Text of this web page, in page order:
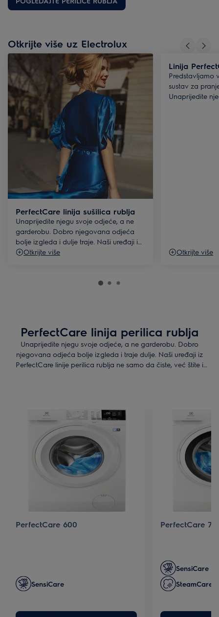
za sebe naći idealnu perilicu rublja Electrolux.
Otkrijte više uz Electrolux
PerfectCare linija sušilica rublja
Unaprijedite njegu svoje odjeće, a ne
garderobu. Dobro njegovana odjeća
bolje izgleda i dulje traje. Naši uređaji iz
PerfectCare linije sušilica rublja ne samo
Otkrijte više
Linija
Predstavljamo
sustav za
Unaprijedite
Otkrijte više
PerfectCare linija perilica rublja
Unaprijedite njegu svoje odjeće, a ne garderobu. Dobro
njegovana odjeća bolje izgleda i traje dulje. Naši uređaji iz
PerfectCare linije perilica rublja ne samo da čiste, već štite i
PerfectCare 600
SensiCare
PerfectCare
SensiCare
SteamCare